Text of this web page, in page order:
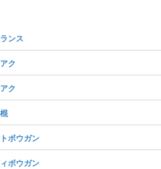
ンス
ク
ク
ボウガン
ボウガン